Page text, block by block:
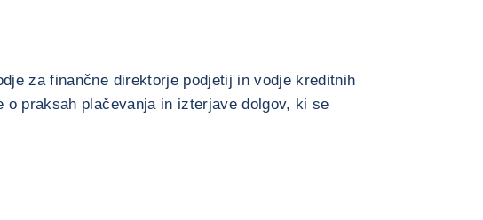
za finančne direktorje podjetij in vodje kreditnih
o praksah plačevanja in izterjave dolgov, ki se